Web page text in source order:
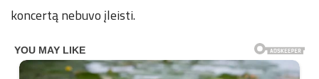
koncertą nebuvo įleisti.